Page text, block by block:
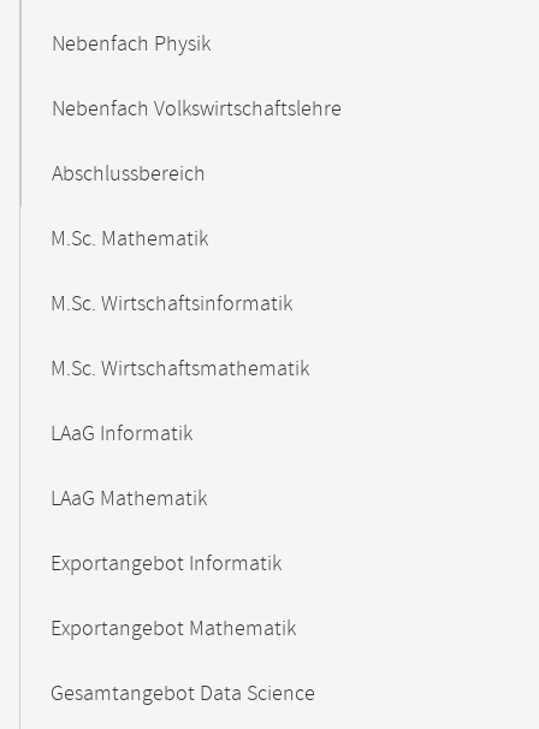
Nebenfach Physik
Nebenfach Volkswirtschaftslehre
Abschlussbereich
M.Sc. Mathematik
M.Sc. Wirtschaftsinformatik
M.Sc. Wirtschaftsmathematik
LAaG Informatik
LAaG Mathematik
Exportangebot Informatik
Exportangebot Mathematik
Gesamtangebot Data Science